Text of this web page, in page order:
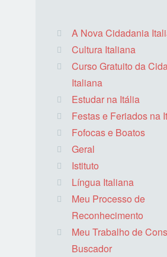
A Nova Cidadania
Cultura Italiana
Curso Gratuito da
Italiana
Estudar na Itália
Festas e Feriados na
Fofocas e Boatos
Geral
Istituto
Língua Italiana
Meu Processo de
Reconhecimento
Meu Trabalho de
Buscador